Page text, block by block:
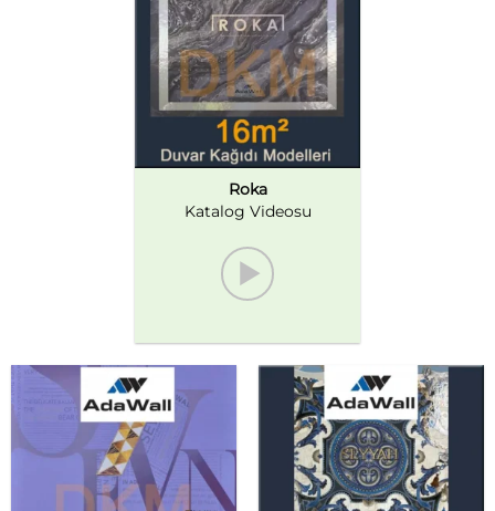
Roka
Katalog Videosu